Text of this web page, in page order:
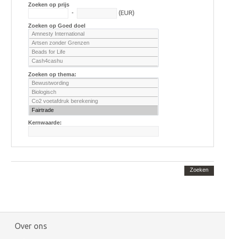
Zoeken op prijs
- (EUR)
Zoeken op Goed doel
Zoeken op thema:
Kernwaarde:
Zoeken
Over ons